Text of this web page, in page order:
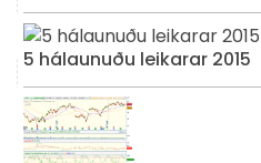
5 hálaunuðu leikarar 2015